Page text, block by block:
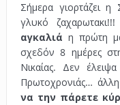
Σήμερα γιορτάζει
γλυκό ζαχαρωτακι!!!
αγκαλιά η πρώτη
σχεδόν 8 ημέρες
Νικαίας. Δεν
Πρωτοχρονιάς…
να την πάρετε